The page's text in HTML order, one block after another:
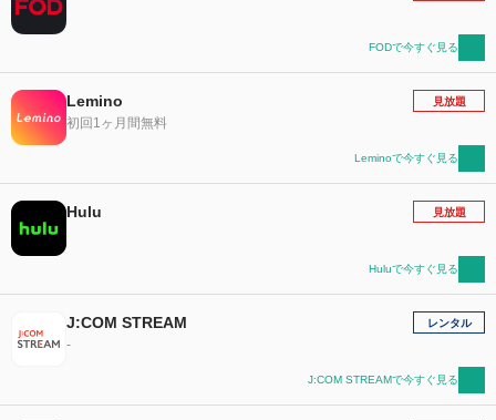
FODで今すぐ見る
Lemino
初回1ヶ月間無料
見放題
Leminoで今すぐ見る
Hulu 見放題
Huluで今すぐ見る
J:COM STREAM
-
レンタル
J:COM STREAMで今すぐ見る